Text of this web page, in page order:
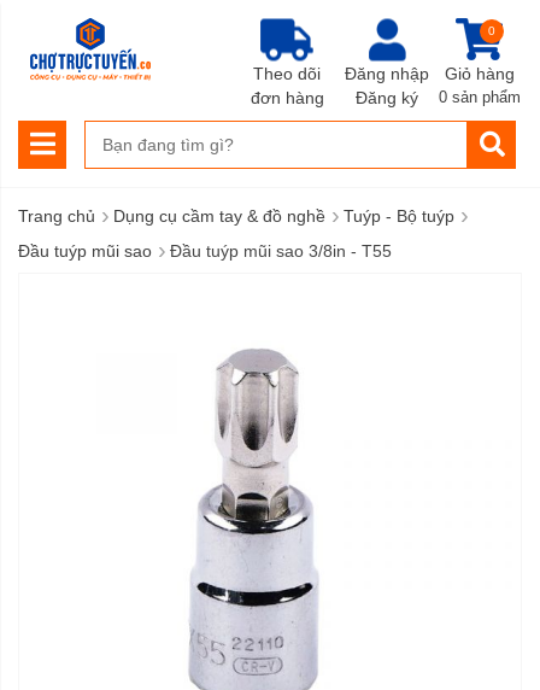
Đăng nhập
Đăng ký
Giỏ hàng
0
0 sản phẩm
Theo dõi
đơn hàng
Trang chủ › Dụng cụ cầm tay & đồ nghề › Tuýp - Bộ tuýp ›
Đầu tuýp mũi sao › Đầu tuýp mũi sao 3/8in - T55